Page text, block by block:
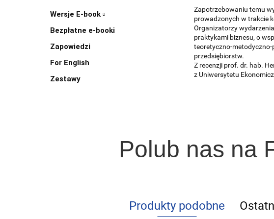
Wersje E-book
Bezpłatne e-booki
Zapowiedzi
For English
Zestawy
Zapotrzebowaniu temu
prowadzonych w trakcie
Organizatorzy
praktykami biznesu, o
teoretyczno-metodyczno-
przedsiębiorstw.
Z recenzji prof. dr. hab.
z Uniwersytetu
Polub nas na
Produkty podobne